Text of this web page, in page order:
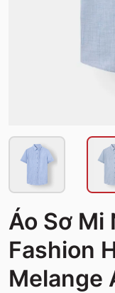
Áo Sơ Mi
Fashion
Melange